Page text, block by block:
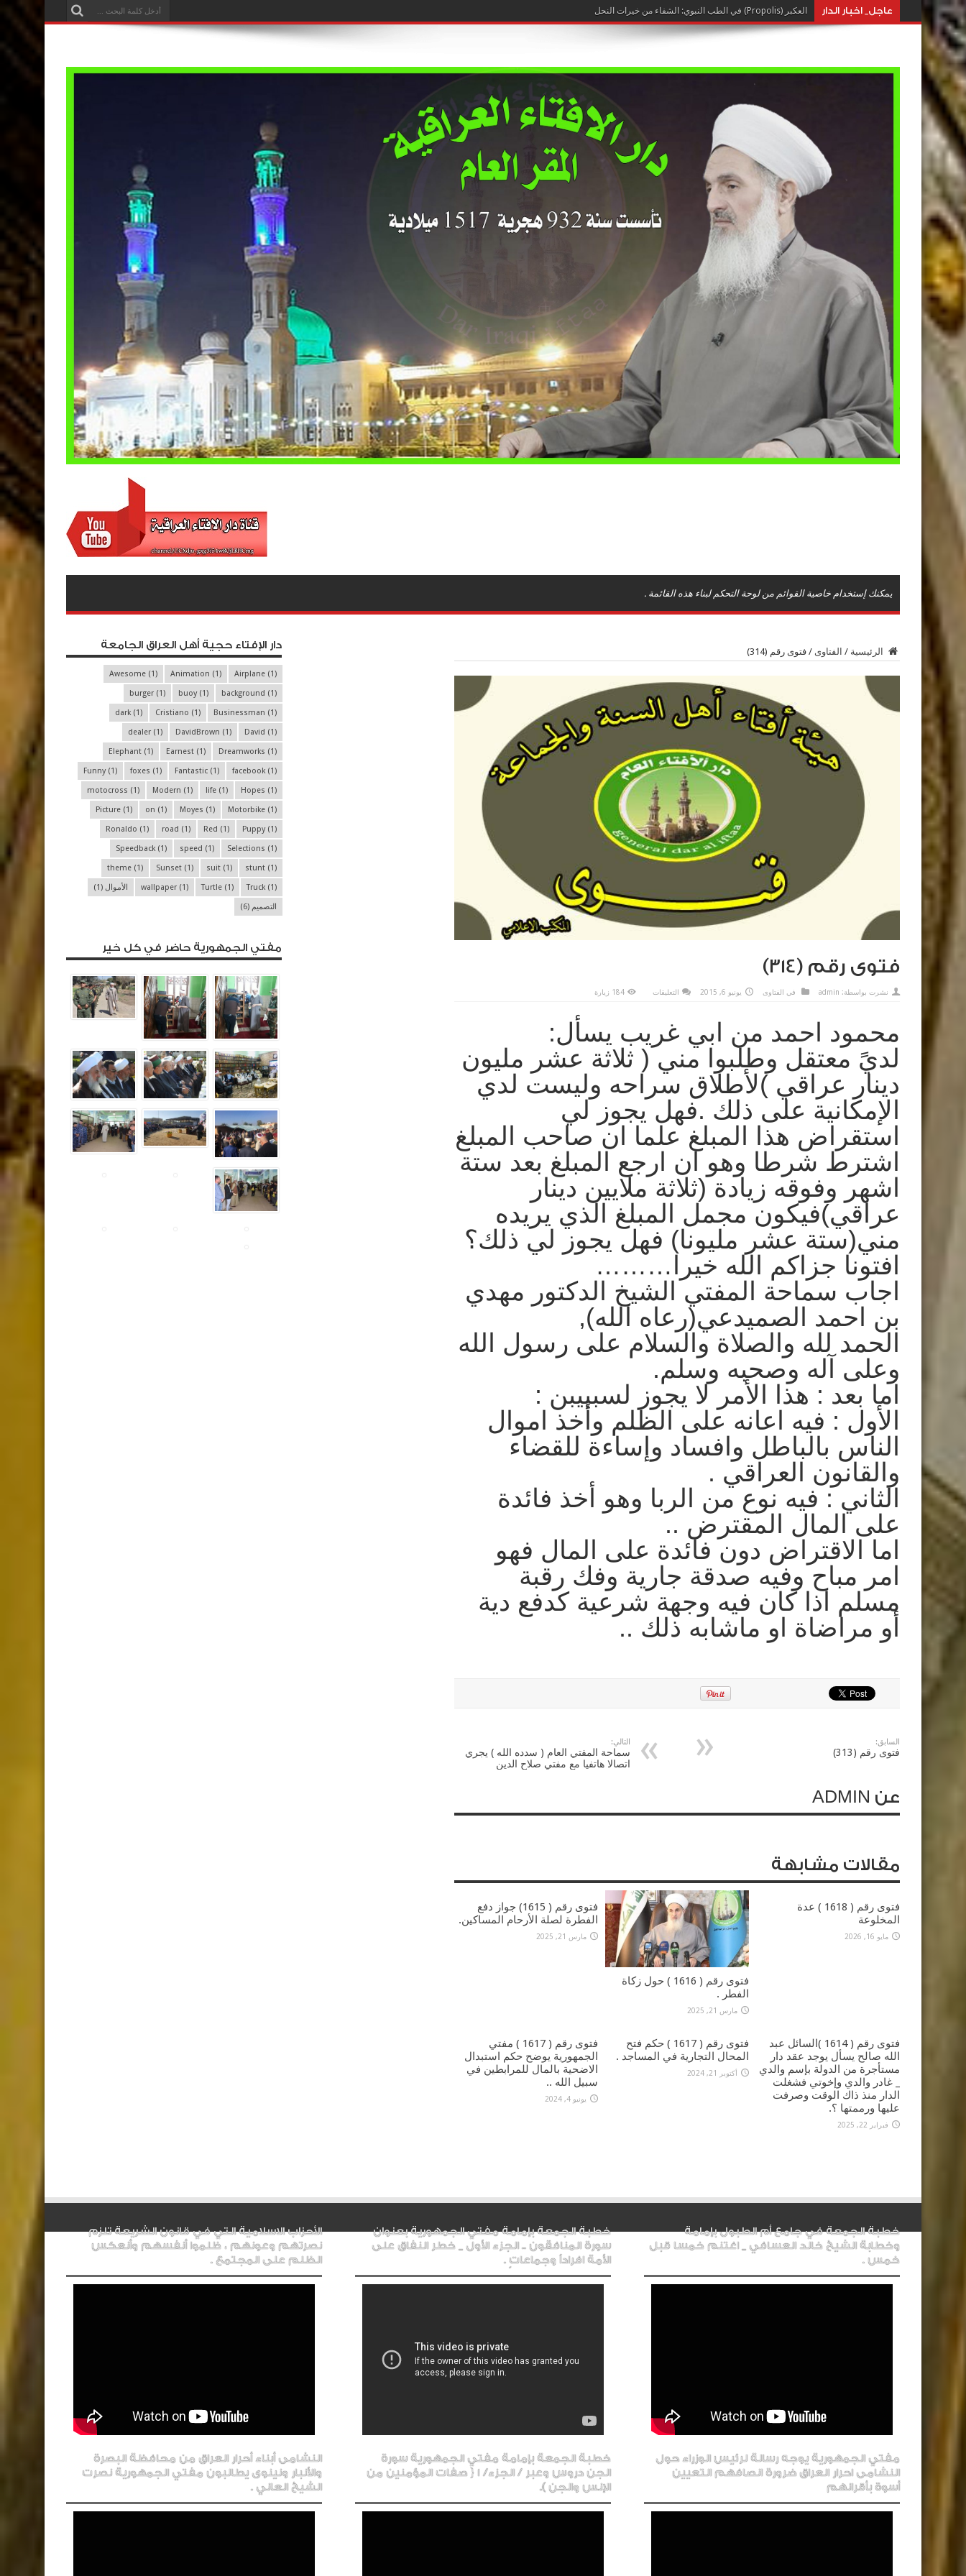
عاجل_ اخبار الدار
يمكنك إستخدام خاصية القوائم من لوحة التحكم لبناء هذه القائمة .
الرئيسية / الفتاوى / فتوى رقم (314)
فتوى رقم (314)
نشرت بواسطة: admin في الفتاوى يونيو 6, 2015 التعليقات 184 زيارة
محمود احمد من ابي غريب يسأل:
لديً معتقل وطلبوا مني ( ثلاثة عشر مليون
دينار عراقي )لأطلاق سراحه وليست لدي
الإمكانية على ذلك .فهل يجوز لي
استقراض هذا المبلغ علما ان صاحب المبلغ
اشترط شرطا وهو ان ارجع المبلغ بعد ستة
اشهر وفوقه زيادة (ثلاثة ملايين دينار
عراقي)فيكون مجمل المبلغ الذي يريده
مني(ستة عشر مليونا) فهل يجوز لي ذلك؟
افتونا جزاكم الله خيرا………
اجاب سماحة المفتي الشيخ الدكتور مهدي
بن احمد الصميدعي(رعاه الله),
الحمد لله والصلاة والسلام على رسول الله
وعلى آله وصحبه وسلم.
اما بعد : هذا الأمر لا يجوز لسببيبن :
الأول : فيه اعانه على الظلم وأخذ اموال
الناس بالباطل وافساد وإساءة للقضاء
والقانون العراقي .
الثاني : فيه نوع من الربا وهو أخذ فائدة
على المال المقترض ..
اما الاقتراض دون فائدة على المال فهو
امر مباح وفيه صدقة جارية وفك رقبة
مسلم اذا كان فيه وجهة شرعية كدفع دية
أو مراضاة او ماشابه ذلك ..
السابق:
فتوى رقم (313)
التالي:
سماحة المفتي العام ( سدده الله ) يجري
اتصالا هاتفيا مع مفتي صلاح الدين
عن ADMIN
مقالات مشابهة
فتوى رقم ( 1618 ) عدة
المخلوعة
مايو 16, 2026
فتوى رقم ( 1616 ) حول زكاة
الفطر .
مارس 21, 2025
فتوى رقم ( 1615) جواز دفع
الفطرة لصلة الأرحام المساكين.
مارس 21, 2025
فتوى رقم ( 1614 )السائل عبد
الله صالح يسأل يوجد عقد دار
مستأجرة من الدولة بإسم والدي
_ غادر والدي وإخوتي فشغلت
الدار منذ ذاك الوقت وصرفت
عليها ورممتها ؟.
فبراير 22, 2025
فتوى رقم ( 1617 ) حكم فتح
المحال التجارية في المساجد .
أكتوبر 21, 2024
فتوى رقم ( 1617 ) مفتي
الجمهورية يوضح حكم استبدال
الاضحية بالمال للمرابطين في
سبيل الله ..
يونيو 4, 2024
دار الإفتاء حجية أهل العراق الجامعة
Airplane (1)
Animation (1)
Awesome (1)
background (1)
buoy(1)
burger (1)
Businessman (1)
Cristiano (1)
dark (1)
David (1)
DavidBrown (1)
dealer (1)
Dreamworks (1)
Earnest (1)
Elephant (1)
facebook (1)
Fantastic (1)
foxes (1)
Funny(1)
Hopes (1)
life (1)
Modern (1)
motocross (1)
Motorbike (1)
Moyes (1)
on (1)
Picture (1)
Puppy(1)
Red (1)
road (1)
Ronaldo (1)
Selections (1)
speed (1)
Speedback (1)
stunt (1)
suit (1)
Sunset (1)
theme (1)
Truck (1)
Turtle (1)
wallpaper (1) الأموال (1)
التصميم (6)
مفتي الجمهورية حاضر في كل خير
خطبة الجمعة في جامع أم الطبول بإمامة
وخطابة الشيخ خالد العسافي _ اغتنم خمسا قبل
خمس .
مفتي الجمهورية يوجه رسالة لرئيس الوزراء حول
النشامى احرار العراق ضرورة انصافهم التعيين
أسوة بأقرانهم
خطبة الجمعة بإمامة مفتي الجمهورية بعنوان
سورة المنافقون .. الجزء الأول _ خطر النفاق على
الأمة افراداً وجماعاتٍ .
خطبة الجمعة بإمامة مفتي الجمهورية سورة
الجن دروس وعبر / الجزء/ 1 { صفات المؤمنين من
الإنس والجن ).
الأحزاب الاسلامية التي في قانون الشريعة تلزم
نصرتهم وعونهم ، ظلموا أنفسهم وأنعكس
الظلم على المجتمع .
النشامى أبناء أحرار العراق من محافظة البصرة
والأنبار ونينوى يطالبون مفتي الجمهورية نصرت
الشيخ العاني .